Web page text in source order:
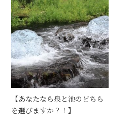
【あなたなら泉と池のどちら
を選びますか？！】